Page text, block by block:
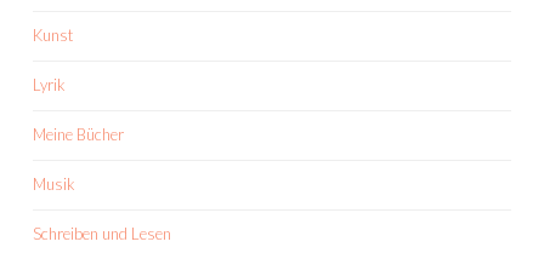
Kunst
Lyrik
Meine Bücher
Musik
Schreiben und Lesen